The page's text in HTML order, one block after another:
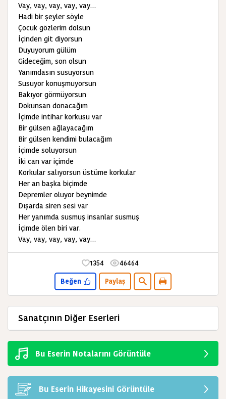
Vay, vay, vay, vay, vay…
Hadi bir şeyler söyle
Çocuk gözlerim dolsun
İçinden git diyorsun
Duyuyorum gülüm
Gideceğim, son olsun
Yanımdasın susuyorsun
Susuyor konuşmuyorsun
Bakıyor görmüyorsun
Dokunsan donacağım
İçimde intihar korkusu var
Bir gülsen ağlayacağım
Bir gülsen kendimi bulacağım
İçimde soluyorsun
İki can var içimde
Korkular salıyorsun üstüme korkular
Her an başka biçimde
Depremler oluyor beynimde
Dışarda siren sesi var
Her yanımda susmuş insanlar susmuş
İçimde ölen biri var.
Vay, vay, vay, vay, vay…
1354 46464
Beğen Paylaş
Sanatçının Diğer Eserleri
Bu Eserin Notalarını Görüntüle
Bu Eserin Hikayesini Görüntüle